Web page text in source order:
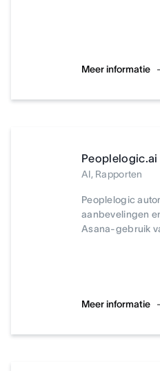
Meer informatie
Peoplelogic.ai
AI, Rapporten
Peoplelogic
aanbevelingen
Asana-gebruik
Meer informatie